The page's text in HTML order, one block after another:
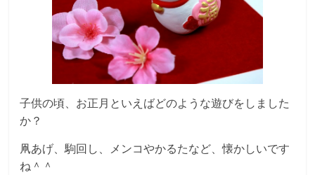
子供の頃、お正月といえばどのような遊びをしました
か？
凧あげ、駒回し、メンコやかるたなど、懐かしいです
ね＾＾